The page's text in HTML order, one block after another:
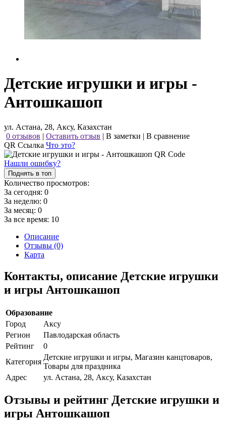
Детские игрушки и игры -
Антошкашоп
ул. Астана, 28, Аксу, Казахстан
0 отзывов | Оставить отзыв | В заметки | В сравнение
QR Ссылка Что это?
Нашли ошибку?
Поднять в топ
Количество просмотров:
За сегодня: 0
За неделю: 0
За месяц: 0
За все время: 10
Описание
Отзывы (0)
Карта
Контакты, описание Детские игрушки
и игры Антошкашоп
Образование
Город
Аксу
Регион
Павлодарская область
Рейтинг
0
Категория
Детские игрушки и игры, Магазин канцтоваров,
Товары для праздника
Адрес
ул. Астана, 28, Аксу, Казахстан
Отзывы и рейтинг Детские игрушки и
игры Антошкашоп